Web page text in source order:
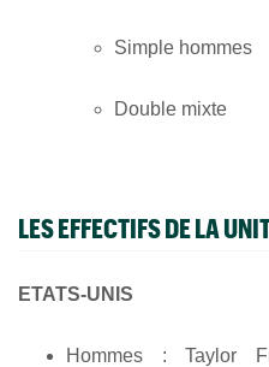
Simple hommes
Double mixte
LES EFFECTIFS DE LA
ETATS-UNIS
Hommes : Taylor